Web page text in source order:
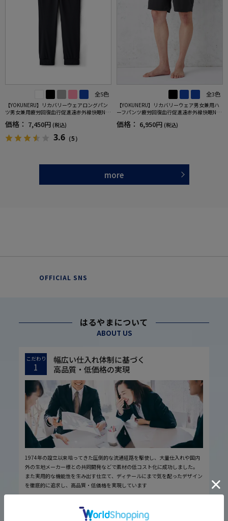
全5色
【YOKUNERU】リカバリーウェアロングパン
ツ男女兼用疲労回復血行促進遠赤外線快眠NA
NOMIX(R)【一般医療機器】SS～LLサイズ
価格： 7,450円 (税込)
3.6 （5）
全3色
【YOKUNERU】リカバリーウェア男女兼用ハ
ーフパンツ疲労回復血行促進遠赤外線快眠NA
NOMIX(R)【一般医療機器】SS～LLサイズ
価格： 6,950円 (税込)
more
OFFICIAL SNS
はるやまについて
ABOUT US
こだわり
1
幅広い仕入れ体制に基づく
高品質・低価格の実現
1974年の設立以来培ってきた圧倒的な流通経路を駆使し、大量仕入れや国内
外の生地メーカー様との共同開発などで素材の低コスト化に成功しました。
また実用的な機能性を生み出す仕立て、ディテールにまで気を配ったデザイン
を徹底的に追求し、高品質・低価格を実現しています
厳しい品質管理体制に基づく